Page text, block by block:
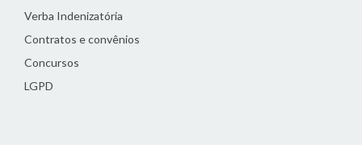
Verba Indenizatória
Contratos e convênios
Concursos
LGPD